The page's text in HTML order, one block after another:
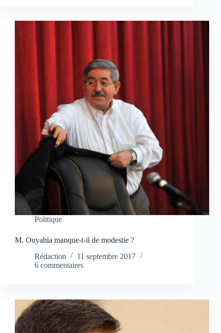
Politique
M. Ouyahia manque-t-il de modestie ?
Rédaction
11 septembre 2017
6 commentaires